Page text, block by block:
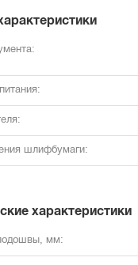
шлифбумаги:
характеристики
мм: